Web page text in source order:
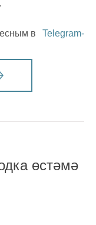
в
Telegram-
өстәмә